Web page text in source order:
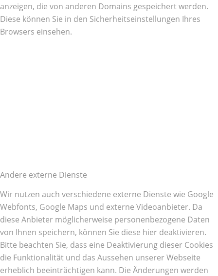
anzeigen, die von anderen Domains gespeichert werden.
Diese können Sie in den Sicherheitseinstellungen Ihres
Browsers einsehen.
Andere externe Dienste
Wir nutzen auch verschiedene externe Dienste wie Google
Webfonts, Google Maps und externe Videoanbieter. Da
diese Anbieter möglicherweise personenbezogene Daten
von Ihnen speichern, können Sie diese hier deaktivieren.
Bitte beachten Sie, dass eine Deaktivierung dieser Cookies
die Funktionalität und das Aussehen unserer Webseite
erheblich beeinträchtigen kann. Die Änderungen werden